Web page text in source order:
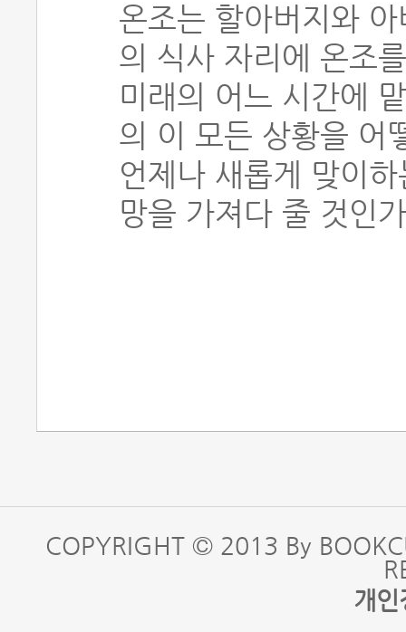
온조는 할아버지와
의 식사 자리에 온조
미래의 어느 시간에
의 이 모든 상황을 어
언제나 새롭게 맞이
망을 가져다 줄 것인
COPYRIGHT © 2013 By
개인